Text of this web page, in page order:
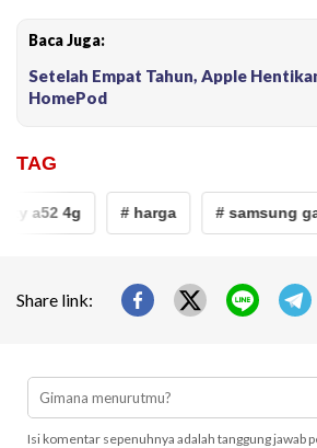
Baca Juga:
Setelah Empat Tahun, Apple
HomePod
TAG
a52 4g # harga # samsung
Share link:
Isi komentar sepenuhnya adalah tanggung jawab